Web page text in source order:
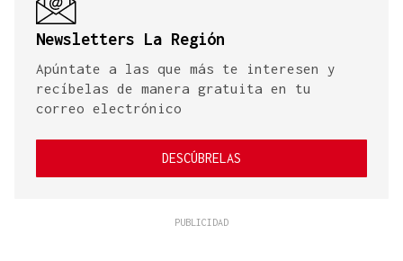
Newsletters La Región
Apúntate a las que más te interesen y
recíbelas de manera gratuita en tu
correo electrónico
DESCÚBRELAS